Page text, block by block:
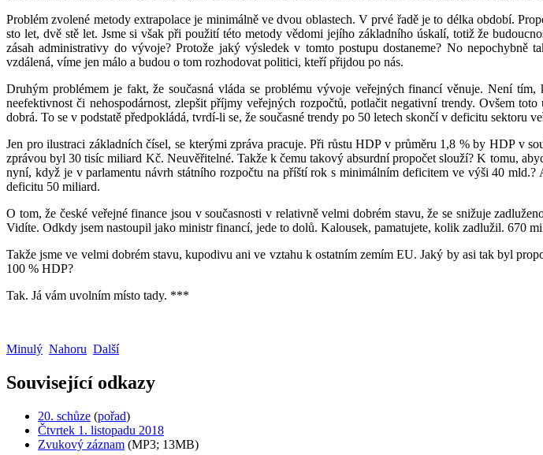
Problém zvolené metody extrapolace je minimálně ve dvou oblastech. V prvé řadě je to délka období.
sto let, dvě stě let. Jsme si však při použití této metody vědomi jejího základního úskalí, totiž že
zásah administrativy do vývoje? Protože jaký výsledek v tomto postupu dostaneme? No
vzdálená, víme jen málo a budou o tom rozhodovat politici, kteří přijdou po nás.
Druhým problémem je fakt, že současná vláda se problému vývoje veřejných financí věnuje. Není
neefektivnost či nehospodárnost, zlepšit příjmy veřejných rozpočtů, potlačit negativní trendy. Ovšem
dobrá. To se v podstatě předpokládá, tvrdí-li se, že současné trendy po 50 letech skončí v deficitu sektoru
Jen pro ilustraci základních čísel, se kterými zpráva pracuje. Při růstu HDP v průměru 1,8 % by HDP v
zprávou byl 30 tisíc miliard Kč. Neuvěřitelné. Takže k čemu takový absurdní propočet slouží? K tomu,
nyní, když je v parlamentu návrh státního rozpočtu na příští rok s minimálním deficitem ve výši 40
deficitu 50 miliard.
O tom, že české veřejné finance jsou v současnosti v relativně velmi dobrém stavu, že se snižuje
Vidíte. Odkdy jsem nastoupil jako ministr financí, jede to dolů. Kalousek, pamatujete, kolik zadlužil. 670
Takže jsme ve velmi dobrém stavu, kupodivu ani ve vztahu k ostatním zemím EU. Jaký by asi tak byl
100 % HDP?
Tak. Já vám uvolním místo tady. ***
Minulý Nahoru Další
Související odkazy
20. schůze (pořad)
Čtvrtek 1. listopadu 2018
Zvukový záznam (MP3; 13MB)